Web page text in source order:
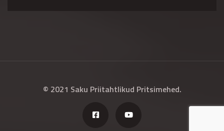
© 2021 Saku Priitahtlikud Pritsimehed.